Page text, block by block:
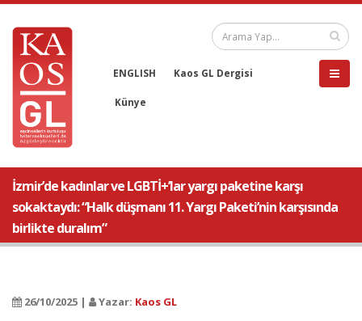
ENGLISH Kaos GL Dergisi
Künye
İzmir’de kadınlar ve LGBTİ+’lar yargı paketine karşı
sokaktaydı: “Halk düşmanı 11. Yargı Paketi’nin karşısında
birlikte duralım”
26/10/2025 | Yazar: Kaos GL